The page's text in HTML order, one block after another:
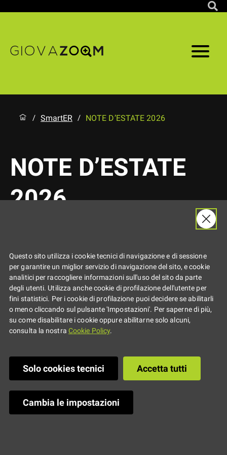
/ SmartER / NOTE D’ESTATE 2026
NOTE D’ESTATE
2026
Parma - Ingresso libero e
gratuito
Questo sito utilizza i cookie tecnici di navigazione e di sessione
per garantire un miglior servizio di navigazione del sito, e cookie
analitici per raccogliere informazioni sull'uso del sito da parte
degli utenti. Utilizza anche cookie di profilazione dell'utente per
fini statistici. Per i cookie di profilazione puoi decidere se abilitarli
o meno cliccando sul pulsante 'Impostazioni'. Per saperne di più,
su come disabilitare i cookie oppure abilitarne solo alcuni,
consulta la nostra Cookie Policy.
Solo cookies tecnici Accetta tutti
Cambia le impostazioni